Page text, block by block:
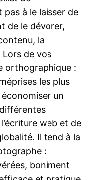
pas à le laisser de
de le dévorer,
la
Lors de vos
orthographique :
les plus
un
web et de
Il tend à la
:
boniment